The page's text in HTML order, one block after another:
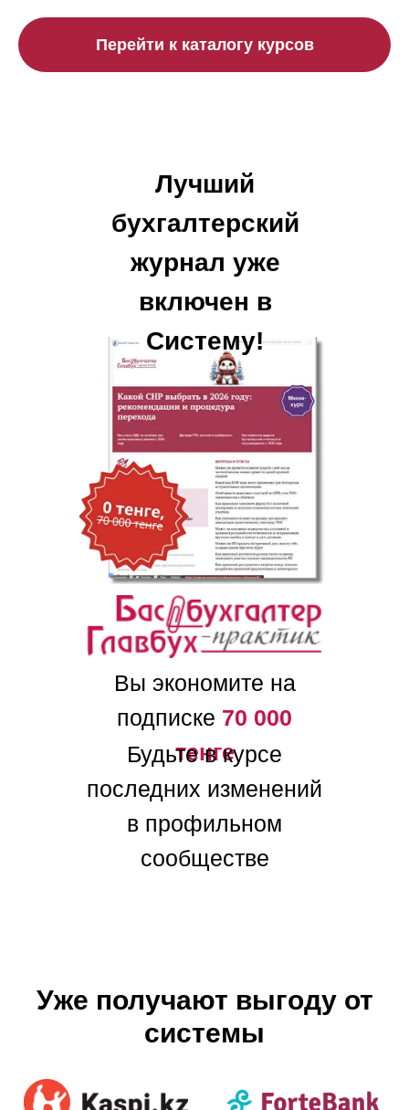
Перейти к каталогу курсов
Лучший
бухгалтерский
журнал уже
включен в
Систему!
Вы экономите на
подписке 70 000
тенге
Будьте в курсе
последних изменений
в профильном
сообществе
Уже получают выгоду от
системы